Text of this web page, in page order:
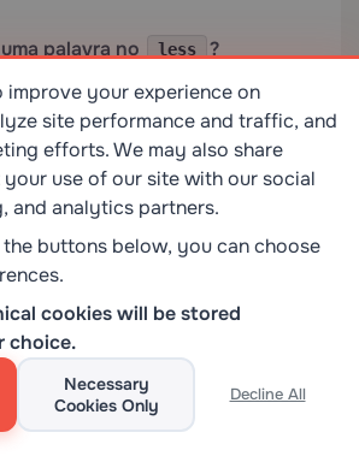
palavra no less ?
no less , digite /word
e
pesquisar para a frente. Use
para trás. Pressione n
próxima correspondência e
As pesquisas suportam
mostra caracteres ilegíveis
saída colorida?
escape de cor ANSI não são
improve your experience on
site performance and traffic, and
efforts. We may also share
use of our site with our social
and analytics partners.
buttons below, you can choose
cookies will be stored
choice.
Necessary
Cookies Only
Decline All